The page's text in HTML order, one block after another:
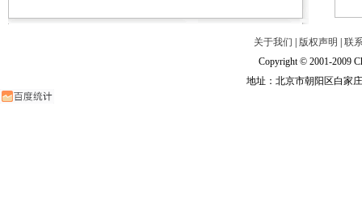
关于我们 版权声明
联
Copyright © 2001-2009
地址：北京市朝阳区白家